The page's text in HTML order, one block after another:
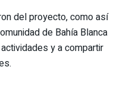
del proyecto, como así
de Bahía Blanca
y a compartir